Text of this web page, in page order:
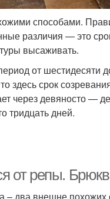
способами.
различия — это
высаживать.
от шестидесяти
здесь срок
через девяносто —
тридцать дней.
от репы.